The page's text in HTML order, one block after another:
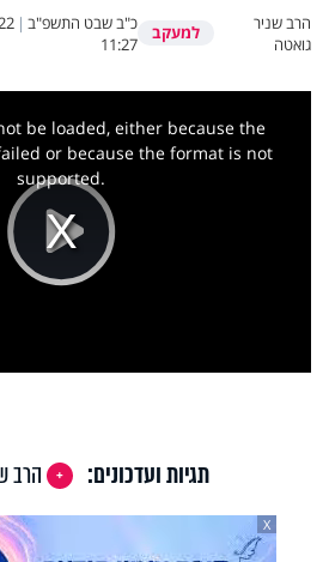
הרב שניר
גואטה
למעקב כ"ב שבט התשפ"ב |
11:27
Play
be loaded, either because the
or because the format is not
supported.
תגיות ועדכונים:
הרב
X